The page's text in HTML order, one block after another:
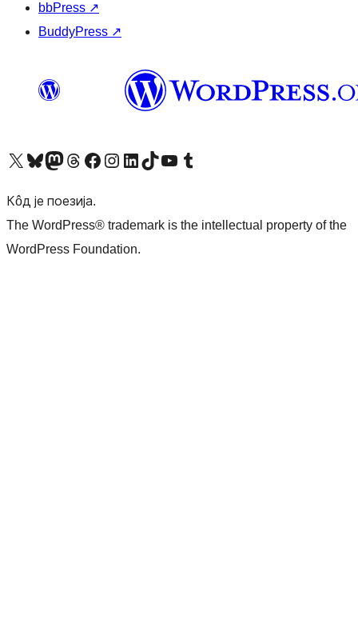
bbPress ↗
BuddyPress ↗
Visit our X (formerly Twitter) account
Посетите наш Bluesky налог
Visit our Mastodon account
Посетите наш налог на Threads-у Visit our Facebook pageПосетите наш Инстаграм налог
Visit our LinkedIn account
Посетите наш TikTok налог
Visit our YouTube channel
Посетите наш Tumblr налог
Кôд је поезија.
The WordPress® trademark is the intellectual property of the
WordPress Foundation.